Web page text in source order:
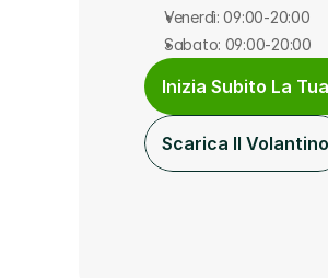
Venerdì: 09:00-20:00
Sabato: 09:00-20:00
Inizia Subito La
Scarica Il Volantino